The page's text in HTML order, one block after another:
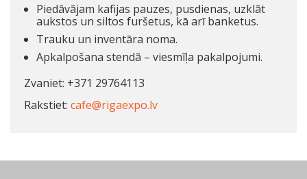
Piedāvājam kafijas pauzes, pusdienas, uzklāt
aukstos un siltos furšetus, kā arī banketus.
Trauku un inventāra noma.
Apkalpošana stendā – viesmīļa pakalpojumi.
Zvaniet: +371 29764113
Rakstiet: cafe@rigaexpo.lv